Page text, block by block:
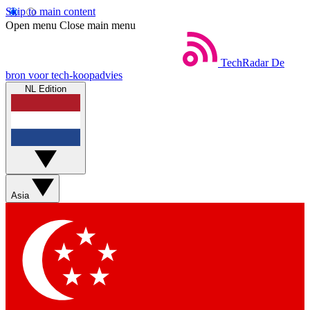
Skip to main content
Open menu Close main menu
TechRadar De
bron voor tech-koopadvies
NL Edition
Asia